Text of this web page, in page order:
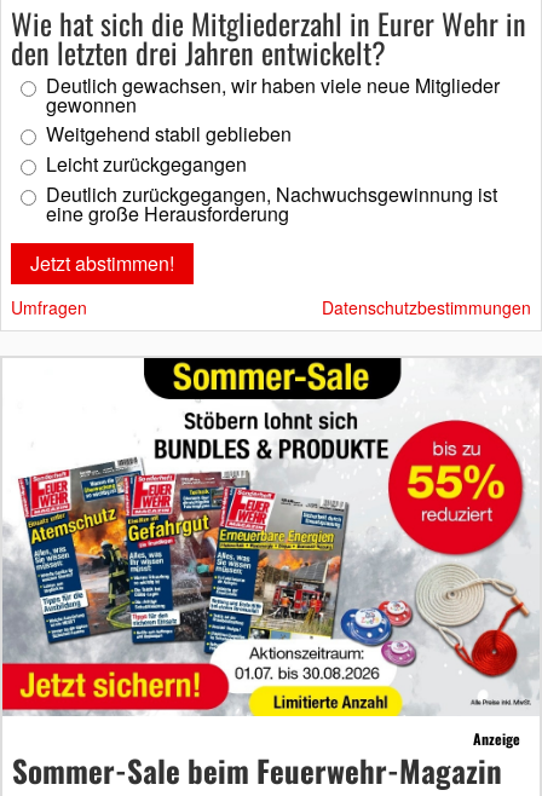
Wie hat sich die Mitgliederzahl in Eurer Wehr in
den letzten drei Jahren entwickelt?
Deutlich gewachsen, wir haben viele neue Mitglieder
gewonnen
Weitgehend stabil geblieben
Leicht zurückgegangen
Deutlich zurückgegangen, Nachwuchsgewinnung ist
eine große Herausforderung
Umfragen Datenschutzbestimmungen
Anzeige
Sommer-Sale beim Feuerwehr-Magazin